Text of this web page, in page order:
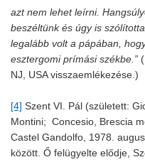
azt nem lehet leírni.
beszéltünk és úgy is
legalább volt a pápában,
esztergomi prímási székbe.”
NJ, USA visszaemlékezése.)
[4] Szent VI. Pál (született:
Montini; Concesio, Brescia
Castel Gandolfo, 1978.
között. Ő felügyelte elődje,